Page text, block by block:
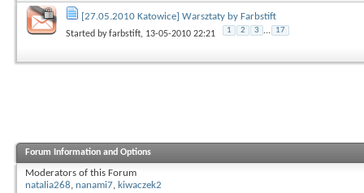
[27.05.2010 Katowice] Warsztaty by Farbstift
Started byfarbstift, 13-05-2010 22:21 1 2 3 ... 17
Forum Information and Options
Moderators of this Forum
natalia268, nanami7, kiwaczek2